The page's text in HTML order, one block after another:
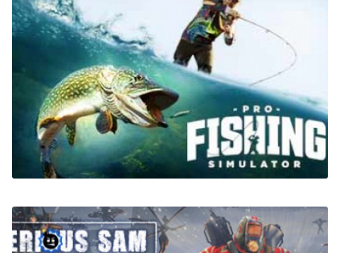
НФС Carbon